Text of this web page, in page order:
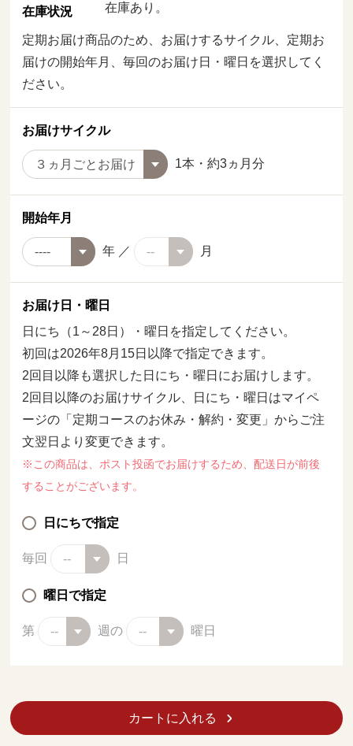
在庫状況 在庫あり。
定期お届け商品のため、お届けするサイクル、定期お
届けの開始年月、毎回のお届け日・曜日を選択してく
ださい。
お届けサイクル
1本・約3ヵ月分
開始年月
年 ／ 月
お届け日・曜日
日にち（1～28日）・曜日を指定してください。
初回は2026年8月15日以降で指定できます。
2回目以降も選択した日にち・曜日にお届けします。
2回目以降のお届けサイクル、日にち・曜日はマイペ
ージの「定期コースのお休み・解約・変更」からご注
文翌日より変更できます。
※この商品は、ポスト投函でお届けするため、配送日が前後
することがございます。
日にちで指定
毎回 日
曜日で指定
第 週の 曜日
カートに入れる